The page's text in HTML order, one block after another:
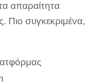
απαραίτητα
Πιο συγκεκριμένα,